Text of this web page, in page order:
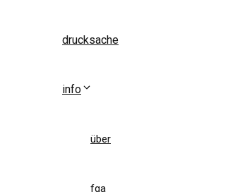
drucksache
info
über
fqa